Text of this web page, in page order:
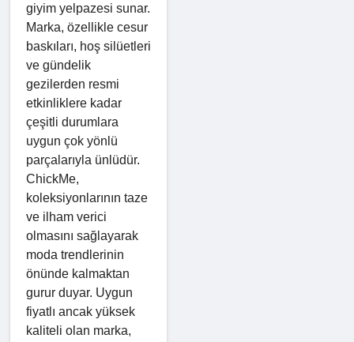
giyim yelpazesi sunar.
Marka, özellikle cesur
baskıları, hoş silüetleri
ve gündelik
gezilerden resmi
etkinliklere kadar
çeşitli durumlara
uygun çok yönlü
parçalarıyla ünlüdür.
ChickMe,
koleksiyonlarının taze
ve ilham verici
olmasını sağlayarak
moda trendlerinin
önünde kalmaktan
gurur duyar. Uygun
fiyatlı ancak yüksek
kaliteli olan marka,